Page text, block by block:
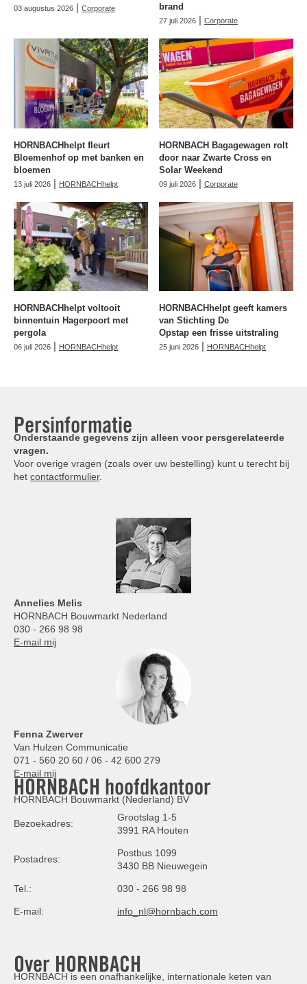
03 augustus 2026 | Corporate
brand
27 juli 2026 | Corporate
HORNBACHhelpt fleurt
Bloemenhof op met banken en
bloemen
13 juli 2026 | HORNBACHhelpt
HORNBACH Bagagewagen rolt
door naar Zwarte Cross en
Solar Weekend
09 juli 2026 | Corporate
HORNBACHhelpt voltooit
binnentuin Hagerpoort met
pergola
06 juli 2026 | HORNBACHhelpt
HORNBACHhelpt geeft kamers
van Stichting De
Opstap een frisse uitstraling
25 juni 2026 | HORNBACHhelpt
Persinformatie
Onderstaande gegevens zijn alleen voor persgerelateerde
vragen.
Voor overige vragen (zoals over uw bestelling) kunt u terecht bij
het contactformulier.
Annelies Melis
HORNBACH Bouwmarkt Nederland
030 - 266 98 98
E-mail mij
Fenna Zwerver
Van Hulzen Communicatie
071 - 560 20 60 / 06 - 42 600 279
E-mail mij
HORNBACH hoofdkantoor
HORNBACH Bouwmarkt (Nederland) BV
Bezoekadres:
Grootslag 1-5
3991 RA Houten
Postadres:
Postbus 1099
3430 BB Nieuwegein
Tel.: 030 - 266 98 98
E-mail: info_nl@hornbach.com
Over HORNBACH
HORNBACH is een onafhankelijke, internationale keten van